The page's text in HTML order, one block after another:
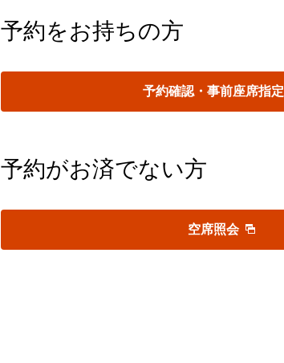
予約をお持ちの方
予約確認・事前座席指定
予約がお済でない方
空席照会